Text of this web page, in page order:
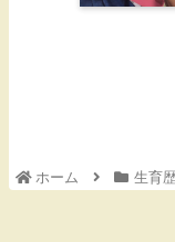
ホーム 生育